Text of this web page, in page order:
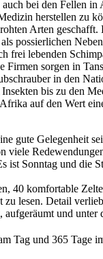
bei den Fellen
herstellen zu
Arten
possierlichen
frei lebenden
sorgen in
in den
bis zu den
auf den Wert
gute Gelegenheit
viele
ist Sonntag und die
40 komfortable
zu lesen. Detail
und unter
Tag und 365 Tage